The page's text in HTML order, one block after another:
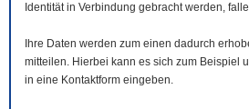
Identität in Verbindung gebracht werden,
Ihre Daten werden zum einen dadurch
mitteilen. Hierbei kann es sich zum Beispiel
in eine Kontaktform eingeben.